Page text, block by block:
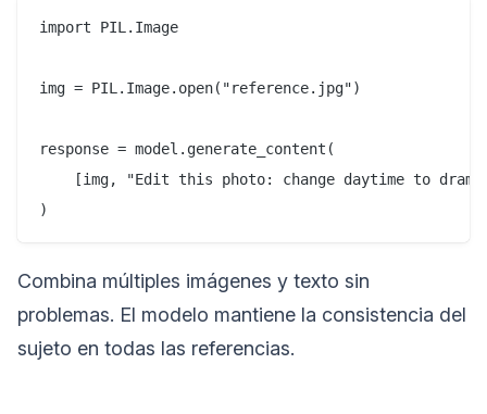
import PIL.Image
img = PIL.Image.open("reference.jpg")
response = model.generate_content(
[img, "Edit this photo: change daytime to
Combina múltiples imágenes y texto sin
problemas. El modelo mantiene la consistencia del
sujeto en todas las referencias.